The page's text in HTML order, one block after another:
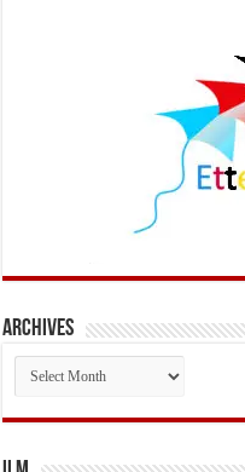
Archives
Archives